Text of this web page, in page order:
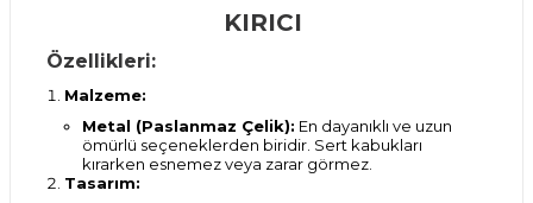
KIRICI
Özellikleri:
Malzeme:
Metal (Paslanmaz Çelik): En dayanıklı ve uzun
ömürlü seçeneklerden biridir. Sert kabukları
kırarken esnemez veya zarar görmez.
Tasarım: